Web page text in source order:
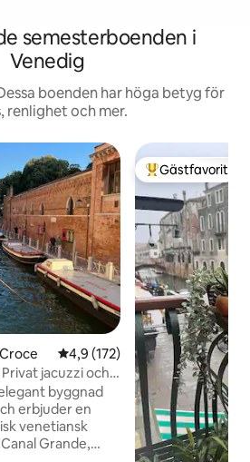
semesterboenden i
Venedig
boenden har höga betyg för
renlighet och mer.
4,9 av 5 i genomsnittligt
4,9 (172)
jacuzzi och
byggnad
erbjuder en
venetiansk
Grande,
Populär
Gästfavorit